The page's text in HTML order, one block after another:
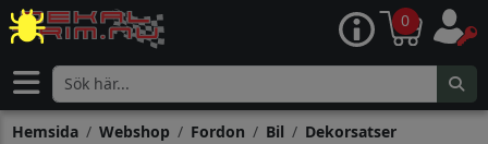
0
Hemsida Webshop Fordon Bil
Dekorsatser